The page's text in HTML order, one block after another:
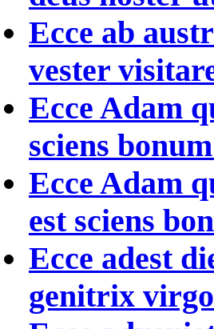
Ecce ab
vester
Ecce Adam
sciens
Ecce Adam
est sciens
Ecce adest
genitrix virgo